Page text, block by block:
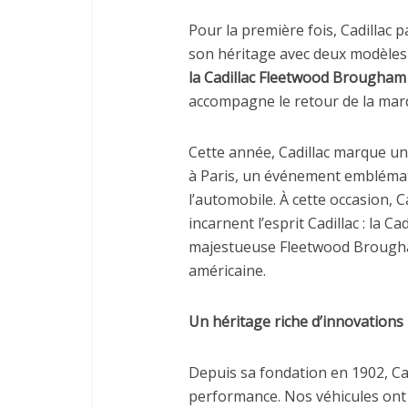
Pour la première fois, Cadillac
son héritage avec deux
laCadillac Fleetwood Brougham
accompagne le retour de la
Cette année, Cadillac marque
à Paris, un événement
l’automobile. À cette occasion,
incarnent l’esprit Cadillac : la
majestueuse Fleetwood
américaine.
Un héritage riche
Depuis sa fondation en 1902,
performance. Nos véhicules